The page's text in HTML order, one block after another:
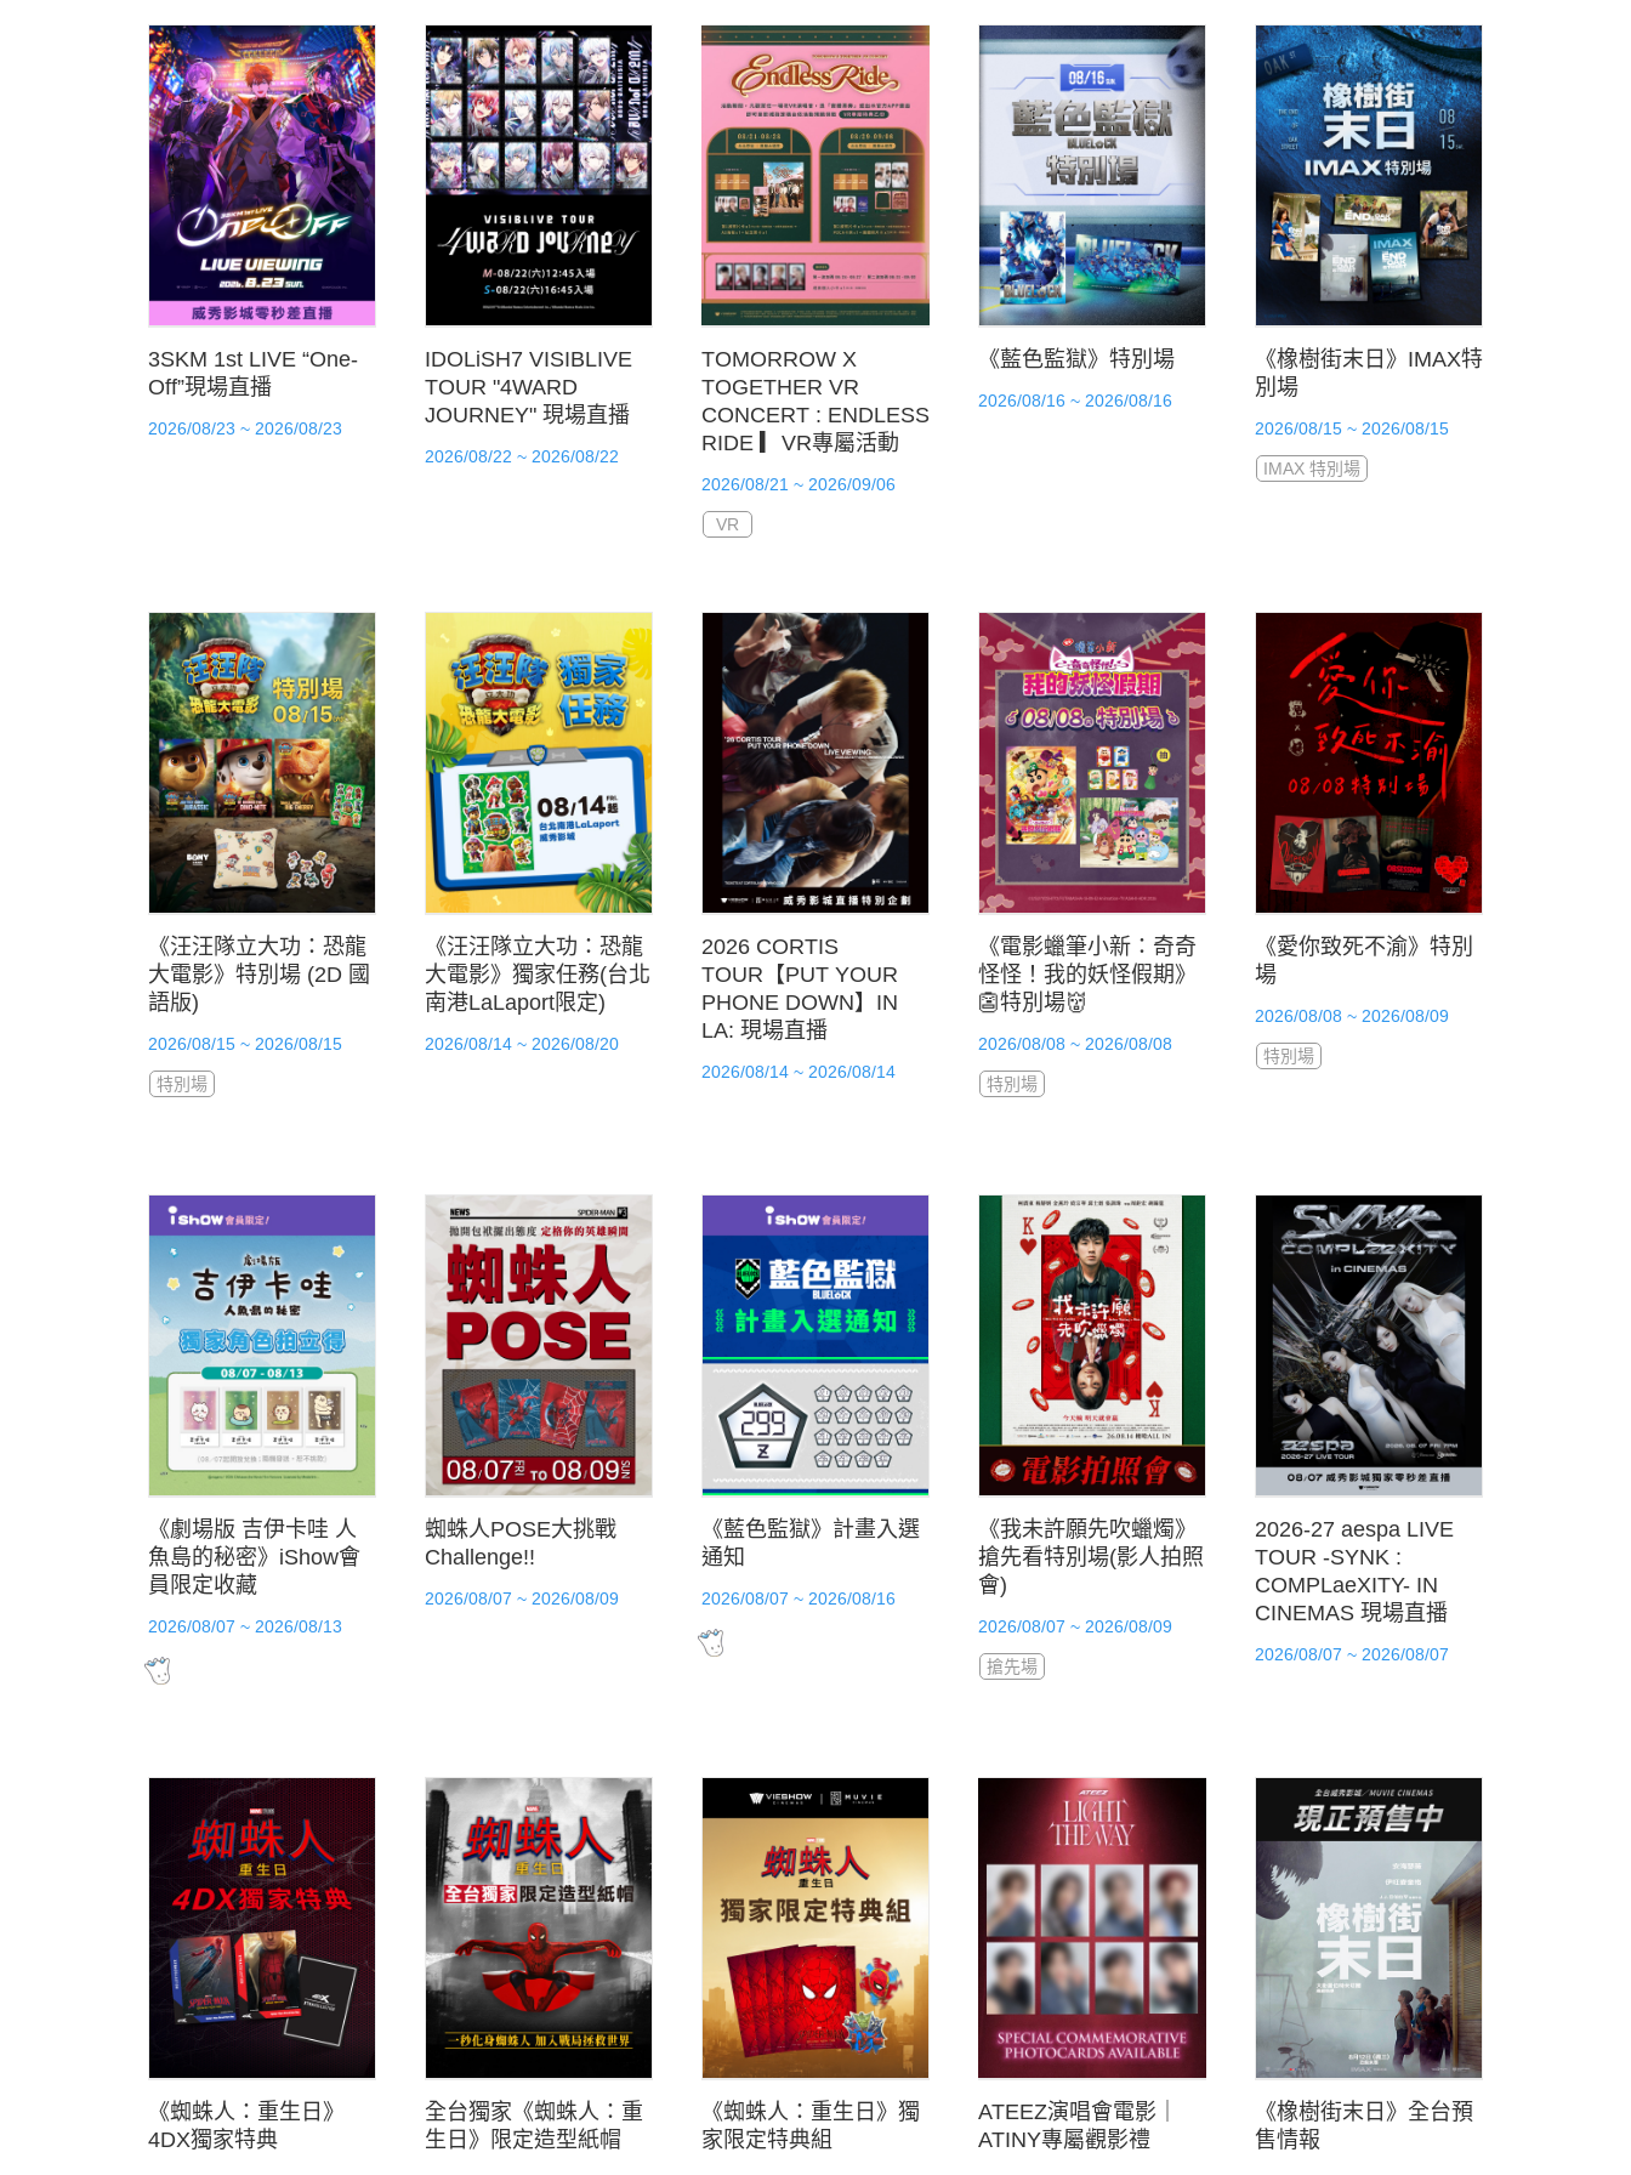
3SKM 1st LIVE “One-
Off”現場直播
2026/08/23 ~ 2026/08/23
IDOLiSH7 VISIBLIVE
TOUR "4WARD
JOURNEY" 現場直播
2026/08/22 ~ 2026/08/22
TOMORROW X
TOGETHER VR
CONCERT : ENDLESS
RIDE ▎VR專屬活動
2026/08/21 ~ 2026/09/06
VR
《藍色監獄》特別場
2026/08/16 ~ 2026/08/16
《橡樹街末日》IMAX特
別場
2026/08/15 ~ 2026/08/15
IMAX 特別場
《汪汪隊立大功：恐龍
大電影》特別場 (2D 國
語版)
2026/08/15 ~ 2026/08/15
特別場
《汪汪隊立大功：恐龍
大電影》獨家任務(台北
南港LaLaport限定)
2026/08/14 ~ 2026/08/20
2026 CORTIS
TOUR【PUT YOUR
PHONE DOWN】IN
LA: 現場直播
2026/08/14 ~ 2026/08/14
《電影蠟筆小新：奇奇
怪怪！我的妖怪假期》
👺特別場👹
2026/08/08 ~ 2026/08/08
特別場
《愛你致死不渝》特別
場
2026/08/08 ~ 2026/08/09
特別場
《劇場版 吉伊卡哇 人
魚島的秘密》iShow會
員限定收藏
2026/08/07 ~ 2026/08/13
蜘蛛人POSE大挑戰
Challenge!!
2026/08/07 ~ 2026/08/09
《藍色監獄》計畫入選
通知
2026/08/07 ~ 2026/08/16
《我未許願先吹蠟燭》
搶先看特別場(影人拍照
會)
2026/08/07 ~ 2026/08/09
搶先場
2026-27 aespa LIVE
TOUR -SYNK :
COMPLaeXITY- IN
CINEMAS 現場直播
2026/08/07 ~ 2026/08/07
《蜘蛛人：重生日》
4DX獨家特典
全台獨家《蜘蛛人：重
生日》限定造型紙帽
《蜘蛛人：重生日》獨
家限定特典組
ATEEZ演唱會電影｜
ATINY專屬觀影禮
《橡樹街末日》全台預
售情報